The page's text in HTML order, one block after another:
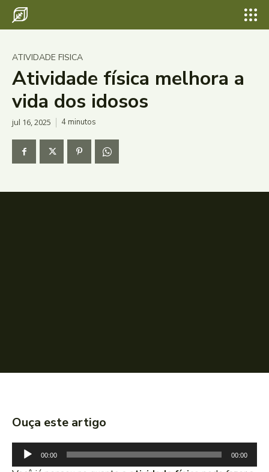
ATIVIDADE FISICA
Atividade física melhora a
vida dos idosos
jul 16, 2025 4minutos
Ouça este artigo
o
00:00 00:00